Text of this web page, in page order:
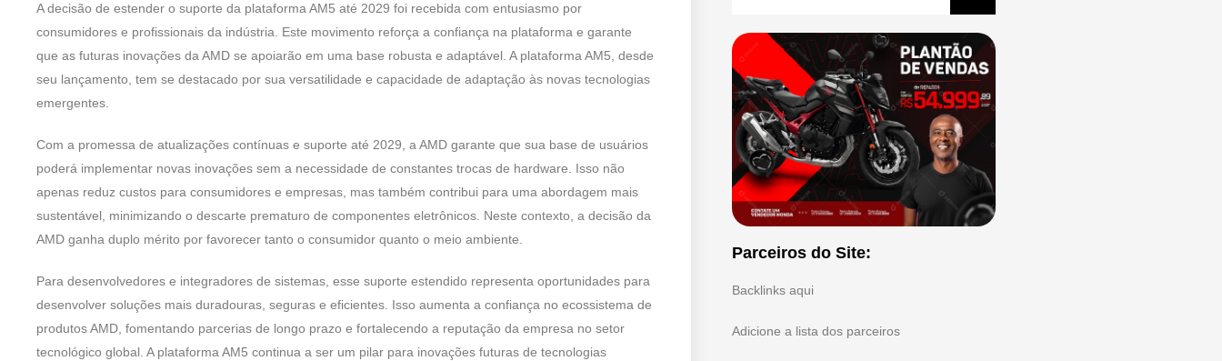
A decisão de estender o suporte da plataforma AM5 até 2029 foi recebida com entusiasmo por
consumidores e profissionais da indústria. Este movimento reforça a confiança na plataforma e garante
que as futuras inovações da AMD se apoiarão em uma base robusta e adaptável. A plataforma AM5, desde
seu lançamento, tem se destacado por sua versatilidade e capacidade de adaptação às novas tecnologias
emergentes.
Com a promessa de atualizações contínuas e suporte até 2029, a AMD garante que sua base de usuários
poderá implementar novas inovações sem a necessidade de constantes trocas de hardware. Isso não
apenas reduz custos para consumidores e empresas, mas também contribui para uma abordagem mais
sustentável, minimizando o descarte prematuro de componentes eletrônicos. Neste contexto, a decisão da
AMD ganha duplo mérito por favorecer tanto o consumidor quanto o meio ambiente.
Para desenvolvedores e integradores de sistemas, esse suporte estendido representa oportunidades para
desenvolver soluções mais duradouras, seguras e eficientes. Isso aumenta a confiança no ecossistema de
produtos AMD, fomentando parcerias de longo prazo e fortalecendo a reputação da empresa no setor
tecnológico global. A plataforma AM5 continua a ser um pilar para inovações futuras de tecnologias
Parceiros do Site:
Backlinks aqui
Adicione a lista dos parceiros